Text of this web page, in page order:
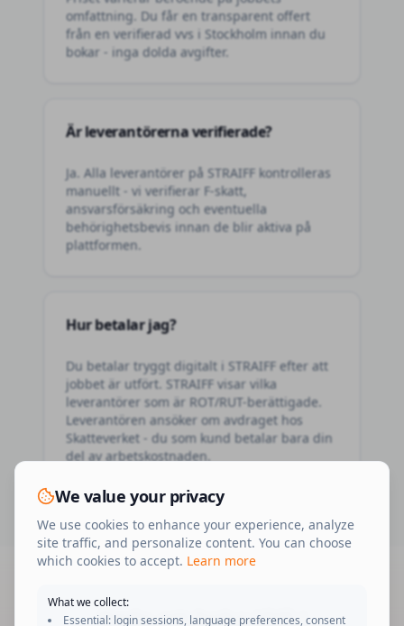
omfattning. Du får en transparent offert
från en verifierad vvs i Stockholm innan du
bokar - inga dolda avgifter.
Är leverantörerna verifierade?
Ja. Alla leverantörer på STRAIFF kontrolleras
manuellt - vi verifierar F-skatt,
ansvarsförsäkring och eventuella
behörighetsbevis innan de blir aktiva på
plattformen.
Hur betalar jag?
Du betalar tryggt digitalt i STRAIFF efter att
jobbet är utfört. STRAIFF visar vilka
leverantörer som är ROT/RUT-berättigade.
Leverantören ansöker om avdraget hos
Skatteverket - du som kund betalar bara din
del av arbetskostnaden.
Redo att bokaVVSi
We value your privacy
We use cookies to enhance your experience, analyze
site traffic, and personalize content. You can choose
which cookies to accept. Learn more
What we collect:
Essential: login sessions, language preferences, consent